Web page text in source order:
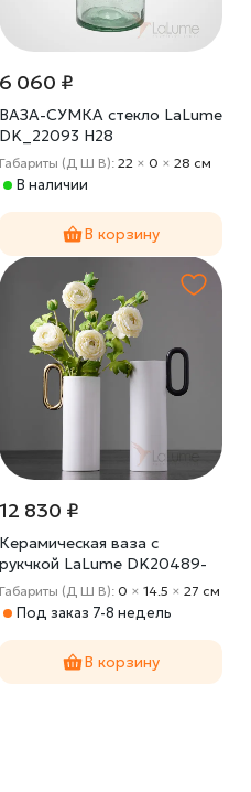
6 060 ₽
ВАЗА-СУМКА стекло LaLume
DK_22093 H28
Габариты (Д Ш В): 22 × 0 × 28 cм
В наличии
В корзину
12 830 ₽
Керамическая ваза с
рукчкой LaLume DK20489-
23
Габариты (Д Ш В): 0 × 14.5 × 27 cм
Под заказ 7-8 недель
В корзину